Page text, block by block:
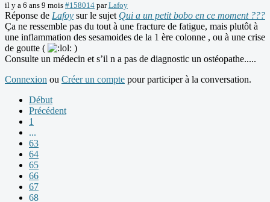
il y a 6 ans 9 mois #158014 parLafoy
Réponse de Lafoy sur le sujet Qui a un petit bobo en ce moment ???
Ça ne ressemble pas du tout à une fracture de fatigue, mais plutôt à
une inflammation des sesamoides de la 1 ère colonne , ou à une crise
de goutte (
)
Consulte un médecin et s’il n a pas de diagnostic un ostéopathe.....
Connexion ou Créer un compte pour participer à la conversation.
Début
Précédent
1
...
63
64
65
66
67
68